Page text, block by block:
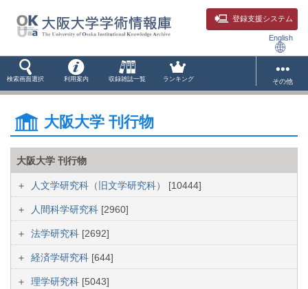
登録支援システム
English
検索画面選択 利用案内 収録雑誌一覧 ランキング その他
大阪大学 刊行物
大阪大学 刊行物
人文学研究科（旧文学研究科） [10444]
人間科学研究科 [2960]
法学研究科 [2692]
経済学研究科 [644]
理学研究科 [5043]